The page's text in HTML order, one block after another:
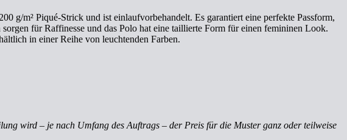
g/m² Piqué-Strick und ist einlaufvorbehandelt. Es garantiert eine perfekte Passform,
für Raffinesse und das Polo hat eine taillierte Form für einen femininen Look.
in einer Reihe von leuchtenden Farben.
wird – je nach Umfang des Auftrags – der Preis für die Muster ganz oder teilweise